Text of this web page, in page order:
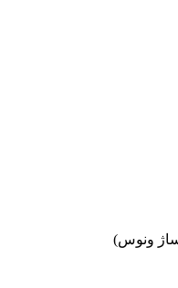
ونوس)